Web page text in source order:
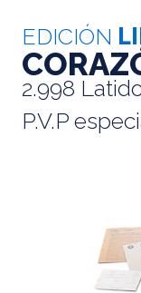
EDICIÓN
2.998
P.V.P